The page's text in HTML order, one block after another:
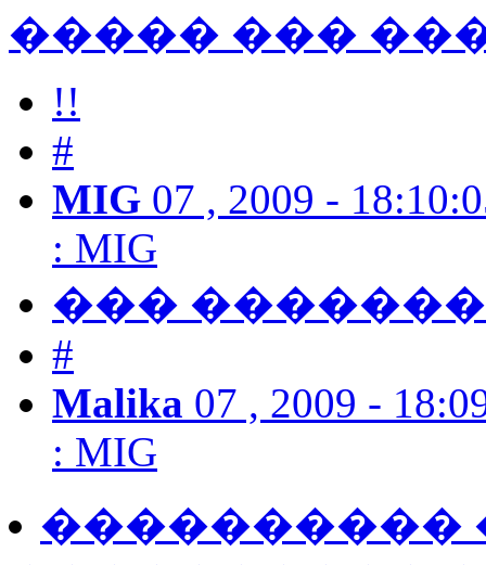
����� ���
!!
#
MIG 07 , 2009 -
: MIG
���
#
Malika 07 , 2009 -
: MIG
����������